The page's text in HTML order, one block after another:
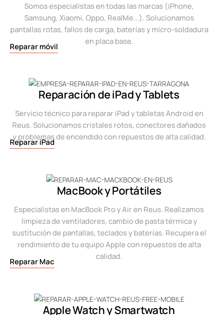
Somos especialistas en todas las marcas (iPhone,
Samsung, Xiaomi, Oppo, RealMe...). Solucionamos
pantallas rotas, fallos de carga, baterías y micro-soldadura
en placa base.
Reparar móvil
Reparación de iPad y Tablets
Servicio técnico para reparar iPad y tabletas Android en
Reus. Solucionamos cristales rotos, conectores dañados
y problemas de encendido con repuestos de alta calidad.
Reparar iPad
MacBook y Portátiles
Especialistas en MacBook Pro y Air en Reus. Realizamos
limpieza de ventiladores, cambio de pasta térmica y
sustitución de pantallas, teclados y baterías. Recupera el
rendimiento de tu equipo Apple con repuestos de alta
calidad.
Reparar Mac
Apple Watch y Smartwatch